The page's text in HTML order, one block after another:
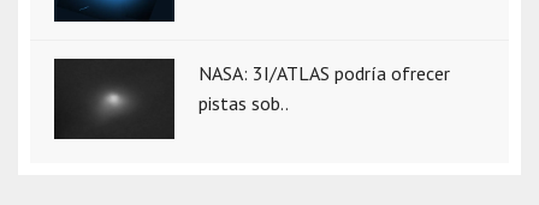
NASA: 3I/ATLAS podría ofrecer
pistas sob..